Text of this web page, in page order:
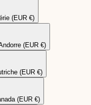
(EUR €)
(EUR €)
(EUR €)
(EUR €)